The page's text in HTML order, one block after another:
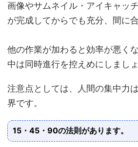
画像やサムネイル・アイキャッ
が完成してからでも充分、間に合
他の作業が加わると効率が悪く
中は同時進行を控えめにしましょ
注意点としては、
人間の集中力
界です。
15・45・90の法則があります。